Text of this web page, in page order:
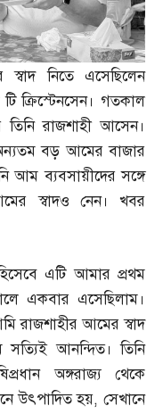
নিতে এসেছিলেন
টি ক্রিস্টেনসেন। গতকাল
তিনি রাজশাহী আসেন।
অন্যতম বড় আমের বাজার
আম ব্যবসায়ীদের সঙ্গে
স্বাদও নেন। খবর
হিসেবে এটি আমার প্রথম
একবার এসেছিলাম।
রাজশাহীর আমের স্বাদ
সত্যিই আনন্দিত। তিনি
অঙ্গরাজ্য থেকে
উৎপাদিত হয়, সেখানে